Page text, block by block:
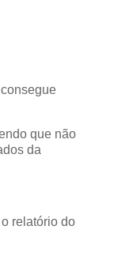
que não
da
relatório do